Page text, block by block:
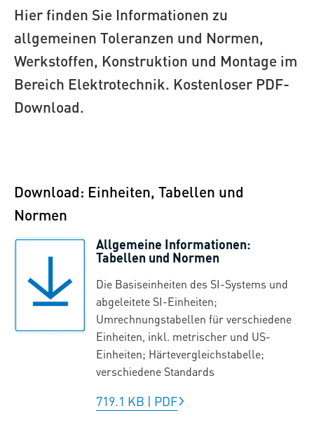
Hier finden Sie Informationen zu
allgemeinen Toleranzen und Normen,
Werkstoffen, Konstruktion und Montage im
Bereich Elektrotechnik. Kostenloser PDF-
Download.
Download: Einheiten, Tabellen und
Normen
Allgemeine Informationen:
Tabellen und Normen
Die Basiseinheiten des SI-Systems und
abgeleitete SI-Einheiten;
Umrechnungstabellen für verschiedene
Einheiten, inkl. metrischer und US-
Einheiten; Härtevergleichstabelle;
verschiedene Standards
719.1 KB | PDF